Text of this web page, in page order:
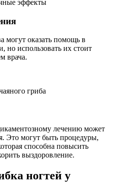
эффекты
могут оказать помощь в
но использовать их стоит
врача.
гриба
лечению может
Это могут быть процедуры,
способна повысить
выздоровление.
ногтей у